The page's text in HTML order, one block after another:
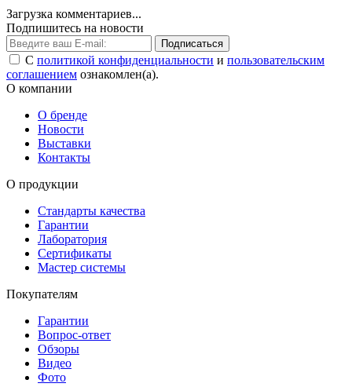
Загрузка комментариев...
Подпишитесь на новости
Подписаться
С политикой конфиденциальности и пользовательским
соглашением ознакомлен(а).
О компании
О бренде
Новости
Выставки
Контакты
О продукции
Стандарты качества
Гарантии
Лаборатория
Сертификаты
Мастер системы
Покупателям
Гарантии
Вопрос-ответ
Обзоры
Видео
Фото